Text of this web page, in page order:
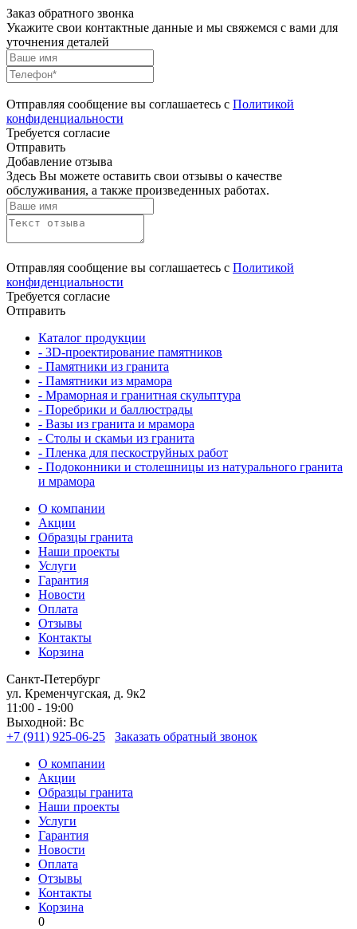
Заказ обратного звонка
Укажите свои контактные данные и мы свяжемся с вами для
уточнения деталей
Отправляя сообщение вы соглашаетесь с Политикой
конфиденциальности
Требуется согласие
Отправить
Добавление отзыва
Здесь Вы можете оставить свои отзывы о качестве
обслуживания, а также произведенных работах.
Отправляя сообщение вы соглашаетесь с Политикой
конфиденциальности
Требуется согласие
Отправить
Каталог продукции
- 3D-проектирование памятников
- Памятники из гранита
- Памятники из мрамора
- Мраморная и гранитная скульптура
- Поребрики и баллюстрады
- Вазы из гранита и мрамора
- Столы и скамьи из гранита
- Пленка для пескоструйных работ
- Подоконники и столешницы из натурального гранита
и мрамора
О компании
Акции
Образцы гранита
Наши проекты
Услуги
Гарантия
Новости
Оплата
Отзывы
Контакты
Корзина
Санкт-Петербург
ул. Кременчугская, д. 9к2
11:00 - 19:00
Выходной: Вс
+7 (911) 925-06-25
Заказать обратный звонок
О компании
Акции
Образцы гранита
Наши проекты
Услуги
Гарантия
Новости
Оплата
Отзывы
Контакты
Корзина
0